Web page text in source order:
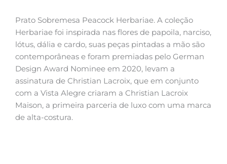
Prato Sobremesa Peacock Herbariae. A coleção
Herbariae foi inspirada nas flores de papoila, narciso,
lótus, dália e cardo, suas peças pintadas a mão são
contemporâneas e foram premiadas pelo German
Design Award Nominee em 2020, levam a
assinatura de Christian Lacroix, que em conjunto
com a Vista Alegre criaram a Christian Lacroix
Maison, a primeira parceria de luxo com uma marca
de alta-costura.